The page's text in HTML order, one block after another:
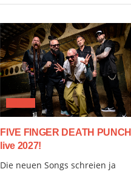
FIVE FINGER DEATH PUNCH
live 2027!
Die neuen Songs schreien ja